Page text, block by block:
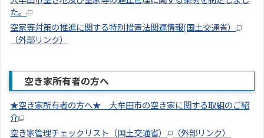
た。
空家等対策の推進に関する特別措置法関連情報(国土交通省）
（外部リンク）
空き家所有者の方へ
★空き家所有者の方へ★ 大牟田市の空き家に関する取組のご紹
介
空き家管理チェックリスト（国土交通省）
（外部リンク）